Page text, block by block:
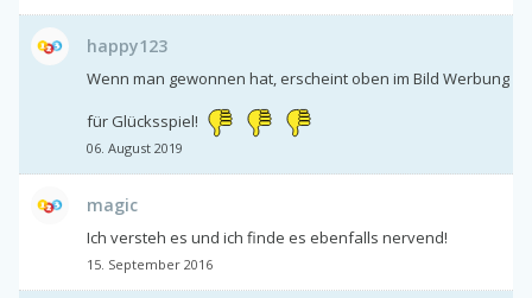
happy123
Wenn man gewonnen hat, erscheint oben im Bild Werbung
für Glücksspiel!
06. August 2019
magic
Ich versteh es und ich finde es ebenfalls nervend!
15. September 2016